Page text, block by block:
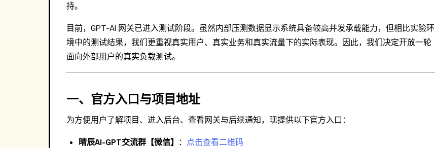
持。
目前，GPT-AI 网关已进入测试阶段。虽然内部压测数据显示系统具备较高并发承载能力，但相比实验环
境中的测试结果，我们更重视真实用户、真实业务和真实流量下的实际表现。因此，我们决定开放一轮
面向外部用户的真实负载测试。
一、官方入口与项目地址
为方便用户了解项目、进入后台、查看网关与后续通知，现提供以下官方入口：
晴辰AI-GPT交流群【微信】 ： 点击查看二维码